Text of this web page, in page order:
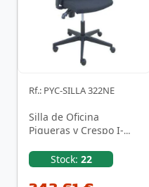
Rf.: PYC-SILLA 322NE
Silla de Oficina
Piqueras y Crespo I-
Stock: 22